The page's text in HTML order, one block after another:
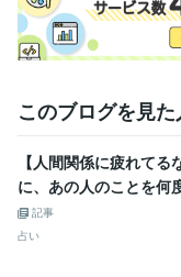
このブログを見
【人間関係に疲れて
に、あの人のことを何
記事
占い